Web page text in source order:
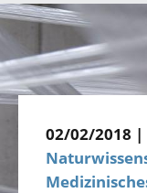
02/02/2018 |